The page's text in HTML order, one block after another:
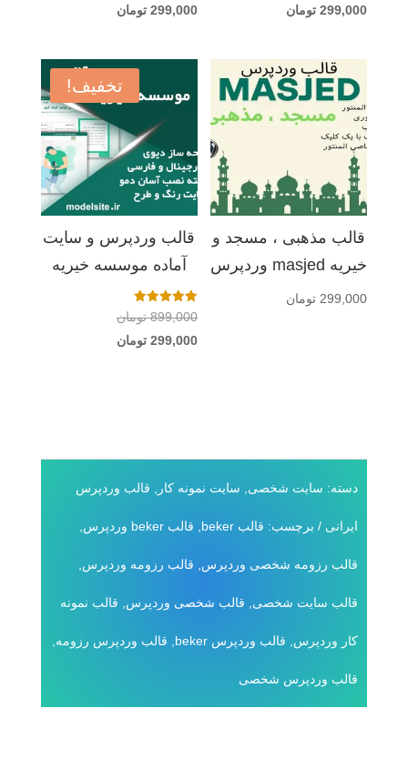
اصلی
بود.
299,000 تومانقیمت
299,000 تومان
است.
بود.
299,000 تومان
299,000 تومان
است.
قالب مذهبی ، مسجد و
خیریه masjed وردپرس
299,000 تومان
تخفیف!
قالب وردپرس و سایت
آماده موسسه خیریه
امتیاز
5.00
از 5
899,000 تومانقیمت
299,000 تومان
دسته: سایت شخصی سایت نمونه کار قالب وردپرس
ایرانی برچسب: قالب beker قالب beker وردپرس
قالب رزومه شخصی وردپرس قالب رزومه وردپرس
قالب سایت شخصی قالب شخصی وردپرس قالب نمونه
کار وردپرس قالب وردپرس beker قالب وردپرس رزومه
قالب وردپرس شخصی